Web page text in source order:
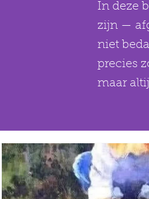
In deze
zijn —
niet
precies
maar